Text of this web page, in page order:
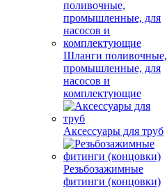
Шланги поливочные,
промышленные, для
насосов и
комплектующие
Аксессуары для труб
Резьбозажимные
фитинги (концовки)